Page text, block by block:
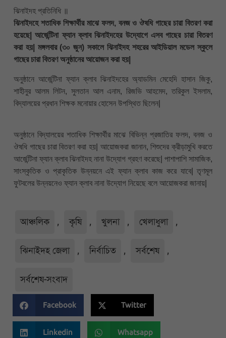
ঝিনাইদহ প্রতিনিধি ॥
ঝিনাইদহে শতাধিক শিক্ষার্থীর মাঝে ফলদ, বনজ ও ঔষধি গাছের চারা বিতরণ করা
হয়েছে| আর্জেন্টিনা ফ্যান ক্লাব ঝিনাইদহের উদ্যোগে এসব গাছের চারা বিতরণ
করা হয়| মঙ্গলবার (৩০ জুন) সকালে ঝিনাইদহ শহরের আইডিয়াল মডেল স্কুলে
গাছের চারা বিতরণ অনুষ্ঠানের আয়োজন করা হয়|
অনুষ্ঠানে আর্জেন্টিনা ফ্যান ক্লাব ঝিনাইদহের অ্যাডমিন মেহেদি হাসান জিকু,
শাহীনুর আলম লিটন, সুলতান আল এনাম, রিজভি আহমেদ, তরিকুল ইসলাম,
বিদ্যালয়ের প্রধান শিক্ষক মনোয়ার হোসেন উপস্থিত ছিলেন|
অনুষ্ঠানে বিদ্যালয়ের শতাধিক শিক্ষার্থীর মাঝে বিভিন্ন প্রজাতির ফলদ, বনজ ও
ঔষধি গাছের চারা বিতরণ করা হয়| আয়োজকরা জানান, শিশুদের ক্রীড়ামুখি করতে
আর্জেন্টিনা ফ্যান ক্লাব ঝিনাইদহ নানা উদ্যোগ গ্রহণ করেছে| পাশাপাশি সামাজিক,
সাংস্কৃতিক ও প্রাকৃতিক উন্নয়নে এই ফ্যান ক্লাব কাজ করে যাবে| তৃণমূল
ফুটবলের উন্নয়নেও ফ্যান ক্লাব নানা উদ্যোগ নিয়েছে বলে আয়োজকরা জানায়|
আঞ্চলিক , কৃষি , খুলনা , খেলাধুলা ,
ঝিনাইদহ জেলা , নির্বাচিত , সর্বশেষ ,
সর্বশেষ-সংবাদ
Facebook Twitter
Linkedin Whatsapp